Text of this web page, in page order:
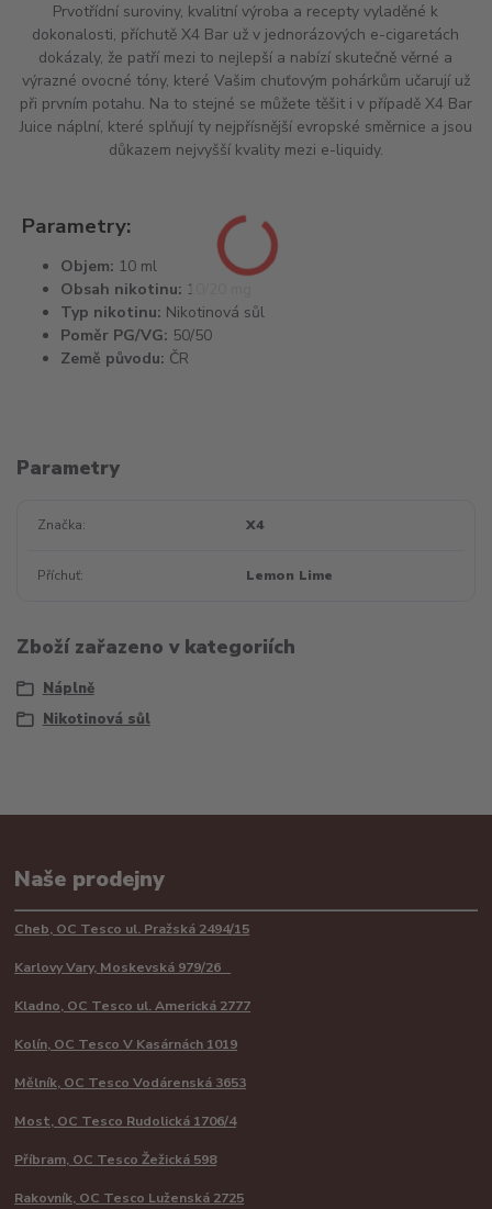
Prvotřídní suroviny, kvalitní výroba a recepty vyladěné k
dokonalosti, příchutě X4 Bar už v jednorázových e-cigaretách
dokázaly, že patří mezi to nejlepší a nabízí skutečně věrné a
výrazné ovocné tóny, které Vašim chuťovým pohárkům učarují už
při prvním potahu. Na to stejné se můžete těšit i v případě X4 Bar
Juice náplní, které splňují ty nejpřísnější evropské směrnice a jsou
důkazem nejvyšší kvality mezi e-liquidy.
Parametry:
Objem: 10 ml
Obsah nikotinu: 10/20 mg
Typ nikotinu: Nikotinová sůl
Poměr PG/VG: 50/50
Země původu: ČR
Parametry
Značka X4
Příchuť Lemon Lime
Zboží zařazeno v kategoriích
Náplně
Nikotinová sůl
Naše prodejny
Cheb, OC Tesco ul. Pražská 2494/15
Karlovy Vary, Moskevská 979/26
Kladno, OC Tesco ul. Americká 2777
Kolín, OC Tesco V Kasárnách 1019
Mělník, OC Tesco Vodárenská 3653
Most, OC Tesco Rudolická 1706/4
Příbram, OC Tesco Žežická 598
Rakovník, OC Tesco Luženská 2725